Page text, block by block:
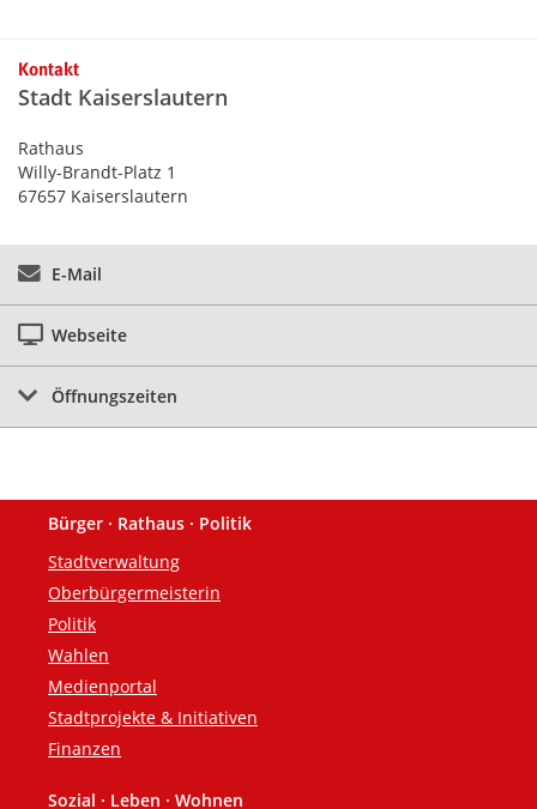
Kontaktinformationen und Weiterführendes
Kontakt
Stadt Kaiserslautern
Rathaus
Willy-Brandt-Platz 1
67657 Kaiserslautern
E-Mail
Webseite
Öffnungszeiten
Fußzeile
Bürger · Rathaus · Politik
Stadtverwaltung
Oberbürgermeisterin
Politik
Wahlen
Medienportal
Stadtprojekte & Initiativen
Finanzen
Sozial · Leben · Wohnen